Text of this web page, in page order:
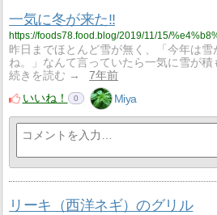
一気に冬が来た‼
昨日までほとんど雪が無く、「今年は雪
ね。」なんて言っていたら一気に雪が
続きを読む →
7年前
いいね！
0 Miya
リーキ（西洋ネギ）のグリル